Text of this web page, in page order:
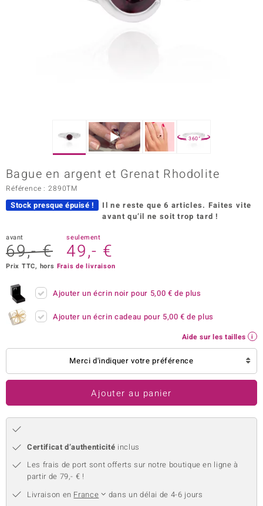
Paraíso
Collection
360°
Bague en argent et Grenat Rhodolite
Référence : 2890TM
Stock presque épuisé ! Il ne reste que 6 articles. Faites vite
avant qu’il ne soit trop tard !
avant
69,- €
seulement
49,- €
Prix TTC, hors Frais de livraison
Ajouter un écrin noir pour 5,00 € de plus
Ajouter un écrin cadeau pour 5,00 € de plus
Aide sur les tailles
Merci d'indiquer votre préférence
Ajouter au panier
Certificat d’authenticité inclus
Les frais de port sont offerts sur notre boutique en ligne à
partir de 79,- € !
Livraison en France
dans un délai de 4-6 jours